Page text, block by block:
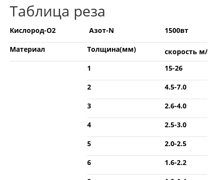
Таблица реза
Кислород-О2 Азот-N 1500вт
Материал Толщина(мм) скорость м/
1 15-26
2 4.5-7.0
3 2.6-4.0
4 2.5-3.0
5 2.0-2.5
6 1.6-2.2